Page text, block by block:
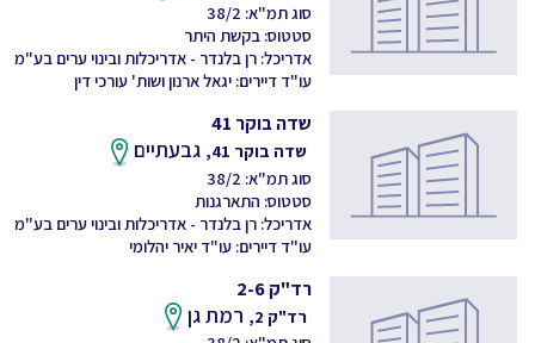
סוג תמ"א: 38/2
סטטוס: בקשת היתר
אדריכל: רן בלנדר - אדריכלות ובינוי ערים בע"מ
עו"ד דיירים: יגאל ארנון ושות' עורכי דין
שדה בוקר 41
שדה בוקר 41, גבעתיים
סוג תמ"א: 38/2
סטטוס: התארגנות
אדריכל: רן בלנדר - אדריכלות ובינוי ערים בע"מ
עו"ד דיירים: עו"ד יאיר יהלומי
רד"ק 2-6
רד"ק 2, רמת גן